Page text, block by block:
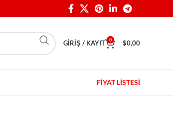
GIRIŞ / KAYIT 0 $0,00
FİYAT LİSTESİ